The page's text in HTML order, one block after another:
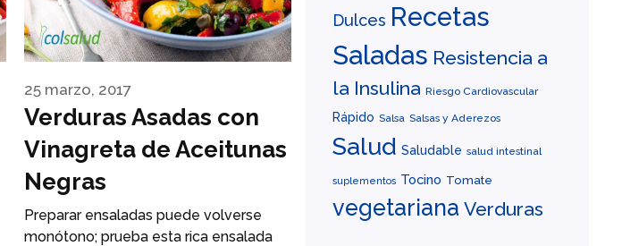
Verduras Asadas con
Vinagreta de Aceitunas
Negras
25 marzo, 2017
Preparar ensaladas puede volverse
monótono; prueba esta rica ensalada
Dulces Recetas
Saladas Resistencia a
la Insulina Riesgo Cardiovascular
Rápido Salsa Salsas y Aderezos
Salud Saludable salud intestinal
suplementos Tocino Tomate
vegetariana Verduras